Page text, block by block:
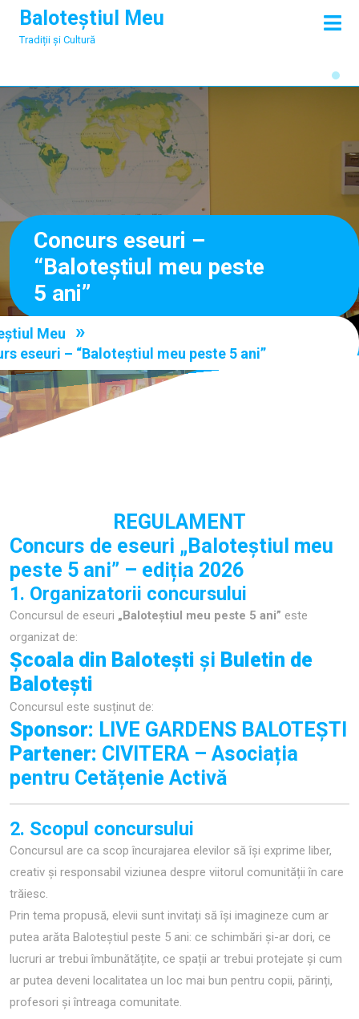
content
Baloteștiul Meu
Tradiții și Cultură
Concurs eseuri –
“Baloteștiul meu peste
5 ani”
Meu »
eseuri – “Baloteștiul meu peste 5 ani”
REGULAMENT
Concurs de eseuri „Baloteștiul meu
peste 5 ani” – ediția 2026
1. Organizatorii concursului
Concursul de eseuri „Baloteștiul meu peste 5 ani” este
organizat de:
Școala din Balotești și Buletin de
Balotești
Concursul este susținut de:
Sponsor: LIVE GARDENS BALOTEȘTI
Partener: CIVITERA – Asociația
pentru Cetățenie Activă
2. Scopul concursului
Concursul are ca scop încurajarea elevilor să își exprime liber,
creativ și responsabil viziunea despre viitorul comunității în care
trăiesc.
Prin tema propusă, elevii sunt invitați să își imagineze cum ar
putea arăta Baloteștiul peste 5 ani: ce schimbări și-ar dori, ce
lucruri ar trebui îmbunătățite, ce spații ar trebui protejate și cum
ar putea deveni localitatea un loc mai bun pentru copii, părinți,
profesori și întreaga comunitate.